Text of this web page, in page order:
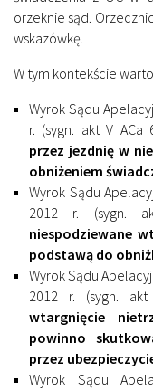
orzeknie sąd.
wskazówkę.
W tym kontekście
Wyrok Sądu
r. (sygn. akt V ACa
przez jezdnię w
obniżeniem
Wyrok Sądu
2012 r. (sygn.
niespodziewane
podstawą do
Wyrok Sądu
2012 r. (sygn.
wtargnięcie
powinno
przez
Wyrok Sądu